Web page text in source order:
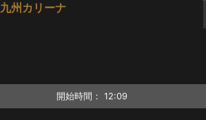
九州カリーナ
開始時間： 12:09